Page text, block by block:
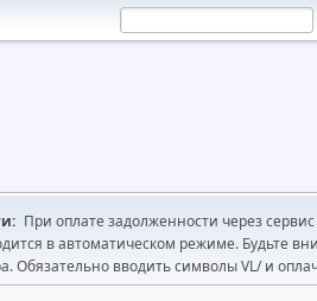
При оплате задолженности через
в автоматическом режиме. Будьте
Обязательно вводить символы VL/ и